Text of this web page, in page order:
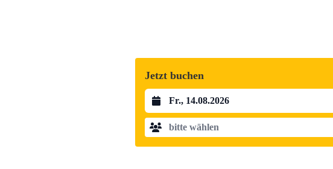
Jetzt buchen
Datum auswählen
bitte wählen